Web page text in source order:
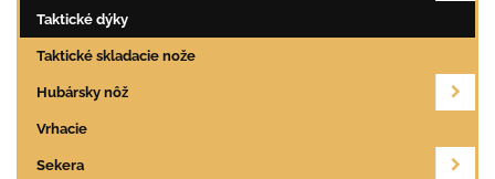
Taktické dýky
Taktické skladacie nože
Hubársky nôž
Vrhacie
Sekera